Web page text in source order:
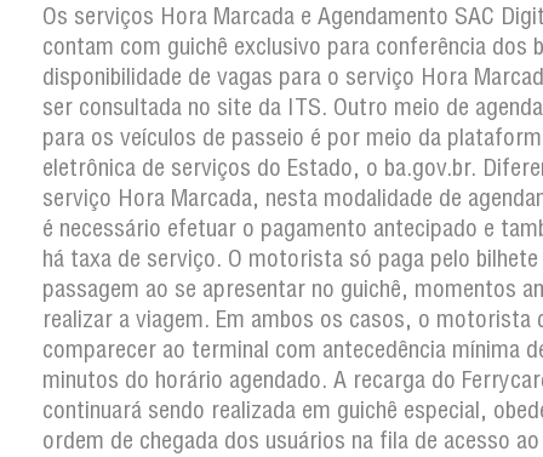
Os serviços Hora Marcada e Agendamento SAC
contam com guichê exclusivo para conferência dos
disponibilidade de vagas para o serviço Hora
ser consultada no site da ITS. Outro meio de
para os veículos de passeio é por meio da
eletrônica de serviços do Estado, o ba.gov.br.
serviço Hora Marcada, nesta modalidade de
é necessário efetuar o pagamento antecipado e
há taxa de serviço. O motorista só paga pelo bilhete
passagem ao se apresentar no guichê, momentos
realizar a viagem. Em ambos os casos, o motorista
comparecer ao terminal com antecedência mínima
minutos do horário agendado. A recarga do
continuará sendo realizada em guichê especial,
ordem de chegada dos usuários na fila de acesso